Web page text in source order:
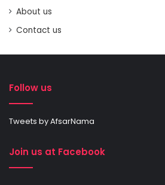
About us
Contact us
Follow us
Tweets by AfsarNama
Join us at Facebook